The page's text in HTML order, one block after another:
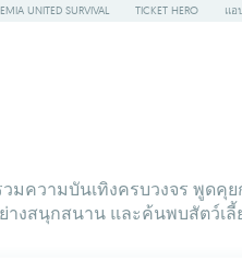
UNITED SURVIVAL TICKET HERO แอ
มความบันเทิงครบวงจร พูดคุ
างสนุกสนาน และค้นพบสัตว์